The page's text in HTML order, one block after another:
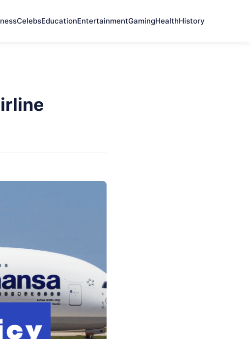
CelebsEducationEntertainmentGamingHealthHistory